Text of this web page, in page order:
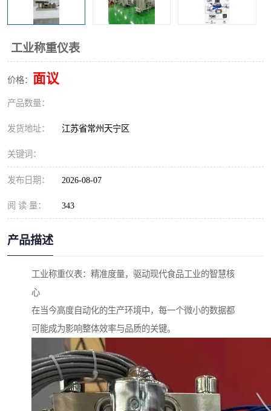
工业称重仪表
价格： 面议
产品数量：
发货地址： 江苏省常州天宁区
关键词：
发布日期： 2026-08-07
阅 读 量： 343
产品描述
工业称重仪表：精准度量，驱动现代食品工业的智慧核
心
在当今高度自动化的生产环境中，每一个微小的数据都
可能成为影响整体效率与品质的关键。